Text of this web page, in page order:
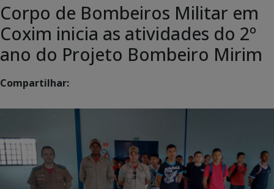
Corpo de Bombeiros Militar em
Coxim inicia as atividades do 2º
ano do Projeto Bombeiro Mirim
Compartilhar: